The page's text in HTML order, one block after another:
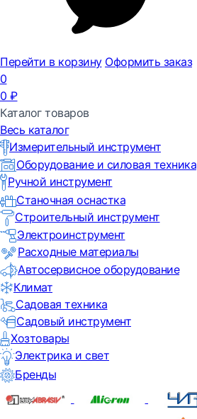
Перейти в корзину Оформить заказ
0
0 ₽
Каталог товаров
Весь каталог
Измерительный инструмент
Оборудование и силовая техника
Ручной инструмент
Станочная оснастка
Строительный инструмент
Электроинструмент
Расходные материалы
Автосервисное оборудование
Климат
Садовая техника
Садовый инструмент
Хозтовары
Электрика и свет
Бренды